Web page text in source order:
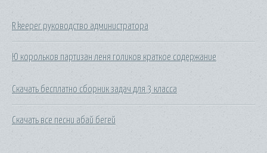
R keeper руководство администратора
Ю корольков партизан леня голиков краткое содержание
Скачать бесплатно сборник задач для 3 класса
Скачать все песни абай бегей